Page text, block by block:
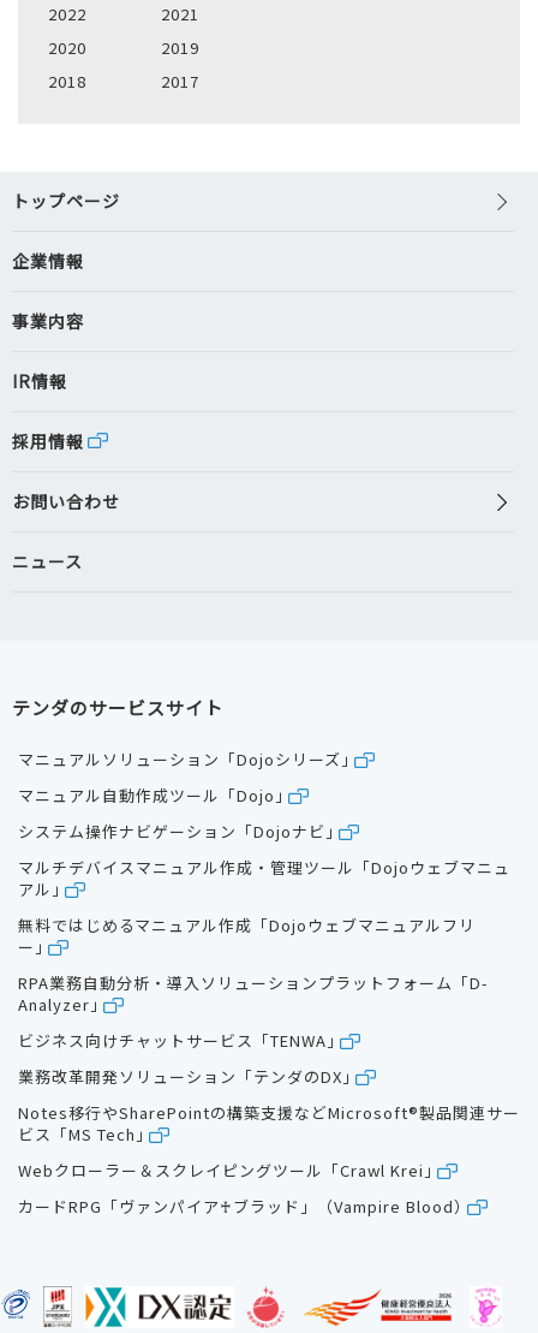
2022
2021
2020
2019
2018
2017
トップページ
企業情報
事業内容
IR情報
採用情報
お問い合わせ
ニュース
テンダのサービスサイト
マニュアルソリューション「Dojoシリーズ」
マニュアル自動作成ツール「Dojo」
システム操作ナビゲーション「Dojoナビ」
マルチデバイスマニュアル作成・管理ツール「Dojoウェブマニュ
アル」
無料ではじめるマニュアル作成「Dojoウェブマニュアルフリ
ー」
RPA業務自動分析・導入ソリューションプラットフォーム「D-
Analyzer」
ビジネス向けチャットサービス「TENWA」
業務改革開発ソリューション「テンダのDX」
Notes移行やSharePointの構築支援などMicrosoft®製品関連サー
ビス「MS Tech」
Webクローラー＆スクレイピングツール「Crawl Krei」
カードRPG「ヴァンパイア♰ブラッド」（Vampire Blood）